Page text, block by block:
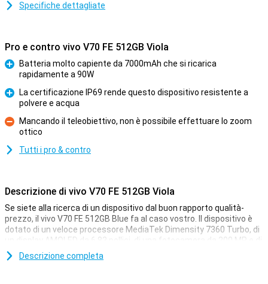
Specifiche dettagliate
Pro e contro vivo V70 FE 512GB Viola
Batteria molto capiente da 7000mAh che si ricarica
rapidamente a 90W
La certificazione IP69 rende questo dispositivo resistente a
polvere e acqua
Contro
Mancando il teleobiettivo, non è possibile effettuare lo zoom
ottico
Tutti i pro & contro
Descrizione di vivo V70 FE 512GB Viola
Se siete alla ricerca di un dispositivo dal buon rapporto qualità-
prezzo, il vivo V70 FE 512GB Blue fa al caso vostro. Il dispositivo è
dotato di un veloce processore MediaTek Dimensity 7360 Turbo, di
un display AMOLED da 6,83 pollici, di una fotocamera da 200 MP e di
una grande batteria da 7000 mAh. Inoltre, avrete a disposizione la
connettività 5G, funzioni AI intelligenti e un design elegante.
Descrizione completa